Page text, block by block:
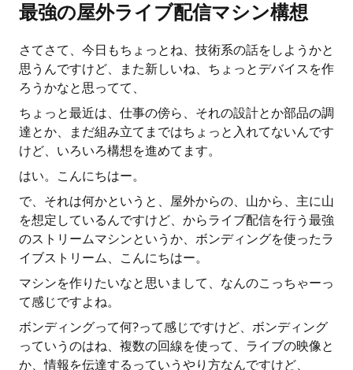
最強の屋外ライブ配信マシン構想
さてさて、今日もちょっとね、技術系の話をしようかと
思うんですけど、また新しいね、ちょっとデバイスを作
ろうかなと思ってて、
ちょっと最近は、仕事の傍ら、それの設計とか部品の調
達とか、まだ組み立てまではちょっと入れてないんです
けど、いろいろ構想を進めてます。
はい。こんにちはー。
で、それは何かというと、屋外からの、山から、主に山
を想定しているんですけど、からライブ配信を行う最強
のストリームマシンというか、ボンディングを使ったラ
イブストリーム、こんにちはー。
マシンを作りたいなと思いまして、なんのこっちゃーっ
て感じですよね。
ボンディングって何?って感じですけど、ボンディング
っていうのはね、複数の回線を使って、ライブの映像と
か、情報を伝達するっていうやり方なんですけど、